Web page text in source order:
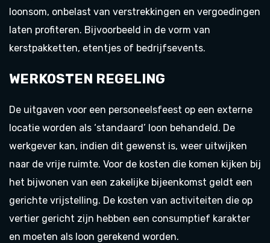
loonsom, onbelast van verstrekkingen en vergoedingen
laten profiteren. Bijvoorbeeld in de vorm van
kerstpakketten, etentjes of bedrijfsevents.
WERKOSTEN REGELING
De uitgaven voor een personeelsfeest op een externe
locatie worden als ‘standaard’ loon behandeld. De
werkgever kan, indien dit gewenst is, weer uitwijken
naar de vrije ruimte. Voor de kosten die komen kijken bij
het bijwonen van een zakelijke bijeenkomst geldt een
gerichte vrijstelling. De kosten van activiteiten die op
vertier gericht zijn hebben een consumptief karakter
en moeten als loon gerekend worden.